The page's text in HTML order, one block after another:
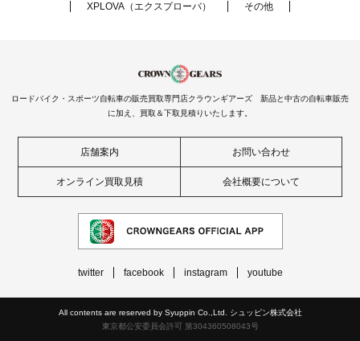
XPLOVA（エクスプローバ）
その他
ロードバイク・スポーツ自転車の販売買取専門店クラウンギアーズ 新品と中古の自転車販売
に加え、買取＆下取見積りいたします。
店舗案内 お問い合わせ
オンライン買取見積 会社概要について
twitter facebook instagram youtube
All contents are reserved by Syuppin Co.,Ltd. シュッピン株式会社
東京都公安委員会許可 第304360508043号